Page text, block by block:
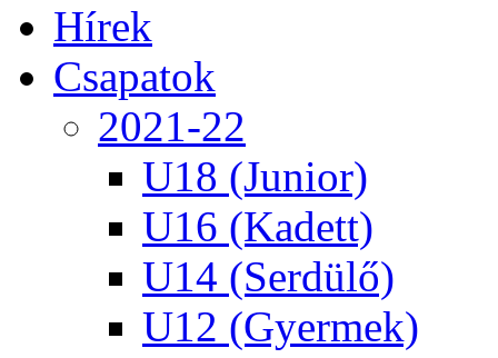
Hírek
Csapatok
2021-22
U18 (Junior)
U16 (Kadett)
U14 (Serdülő)
U12 (Gyermek)